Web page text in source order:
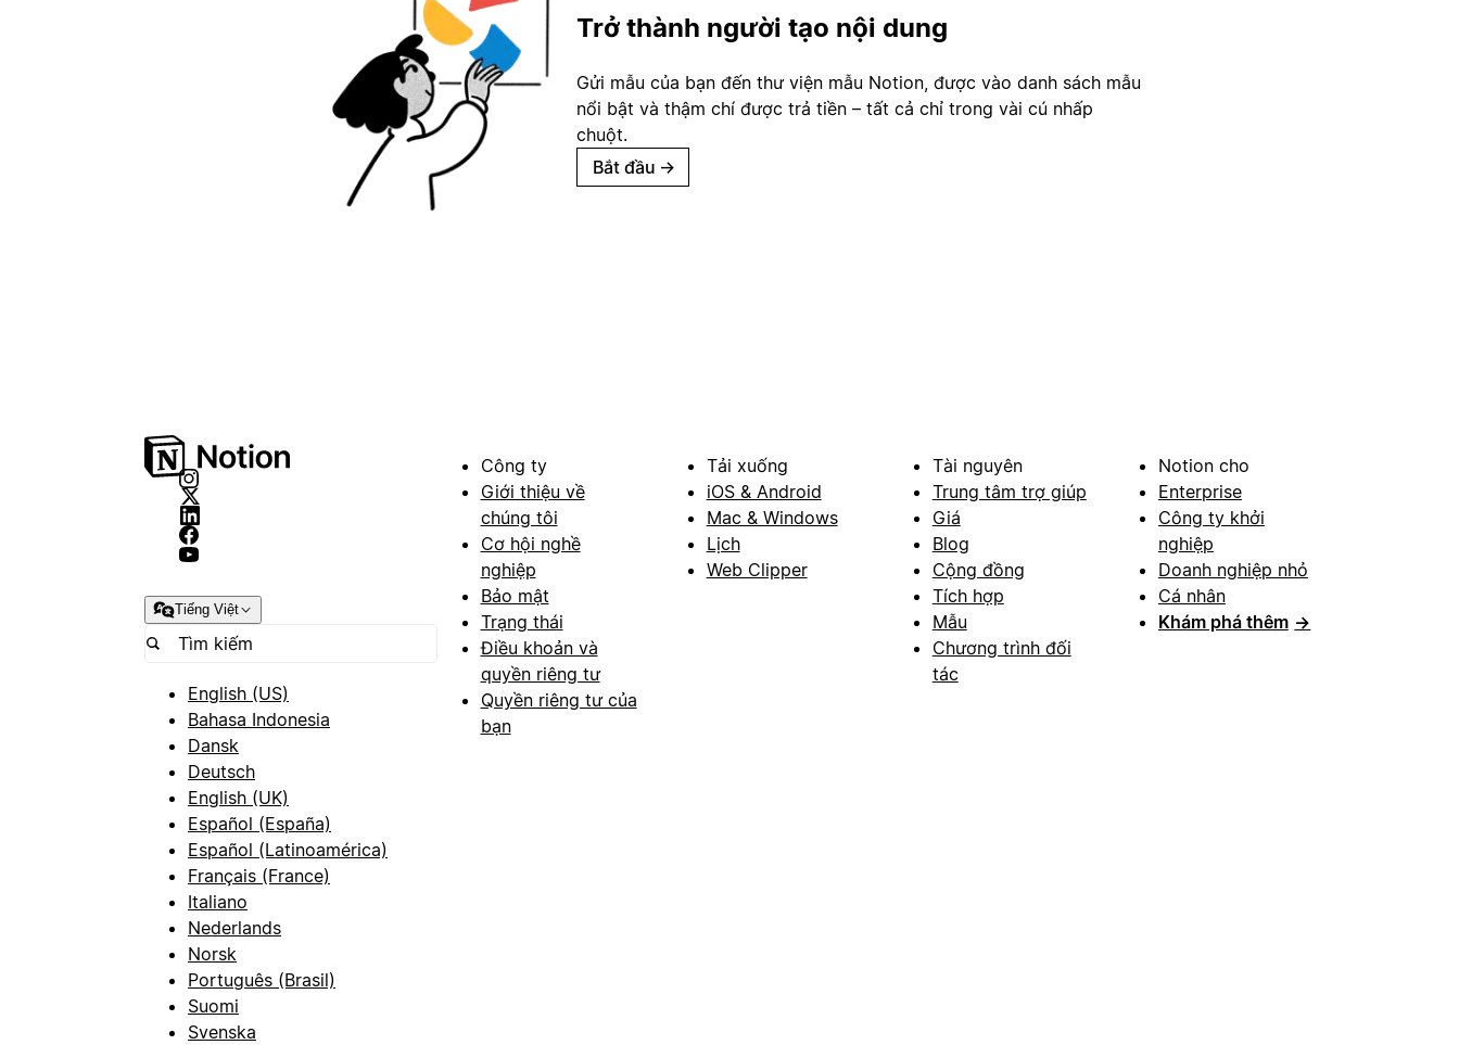
Trở thành người tạo nội dung
Gửi mẫu của bạn đến thư viện mẫu Notion, được vào danh sách mẫu
nổi bật và thậm chí được trả tiền – tất cả chỉ trong vài cú nhấp
chuột.
Bắt đầu →
Tiếng Việt
English (US)
Bahasa Indonesia
Dansk
Deutsch
English (UK)
Español (España)
Español (Latinoamérica)
Français (France)
Italiano
Nederlands
Norsk
Português (Brasil)
Suomi
Svenska
Công ty
Giới thiệu về
chúng tôi
Cơ hội nghề
nghiệp
Bảo mật
Trạng thái
Điều khoản và
quyền riêng tư
Quyền riêng tư của
bạn
Tải xuống
iOS & Android
Mac & Windows
Lịch
Web Clipper
Tài nguyên
Trung tâm trợ giúp
Giá
Blog
Cộng đồng
Tích hợp
Mẫu
Chương trình đối
tác
Notion cho
Enterprise
Công ty khởi
nghiệp
Doanh nghiệp nhỏ
Cá nhân
Khám phá thêm →